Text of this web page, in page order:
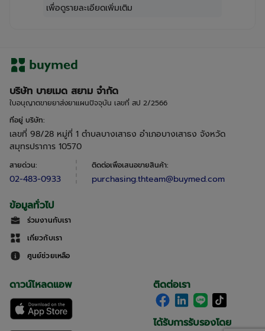
เพื่อดูรายละเอียดเพิ่มเติม
บริษัท บายเมด สยาม จำกัด
ใบอนุญาตขายยาส่งยาแผนปัจจุบัน เลขที่ สป 2/2566
ที่อยู่ บริษัท:
เลขที่ 98/28 หมู่ที่ 1 ตำบลบางเสาธง อำเภอบางเสาธง จังหวัด
สมุทรปราการ 10570
สายด่วน:
02-483-0933
ติดต่อเพื่อเสนอขายสินค้า:
purchasing.thteam@buymed.com
ข้อมูลทั่วไป
ร่วมงานกับเรา
เกี่ยวกับเรา
ศูนย์ช่วยเหลือ
ติดต่อเรา
ได้รับการรับรองโดย
ดาวน์โหลดแอพ